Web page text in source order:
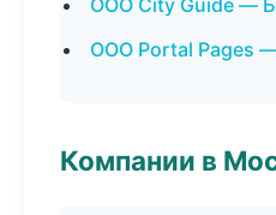
ООО City Guide —
ООО Portal Pages
Компании в